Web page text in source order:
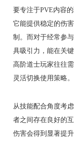
要专注于PVE内容
它能提供稳定的伤
制。而对于经常参
具吸引力，能在关
高阶道士玩家往往
灵活切换使用策略。
从技能配合角度考
者之间存在良好的
伤害会得到显著提